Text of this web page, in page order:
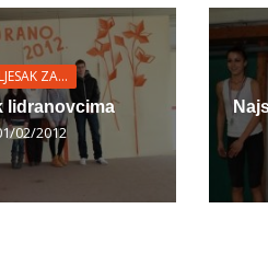
ZA...
lidranovcima
02/2012